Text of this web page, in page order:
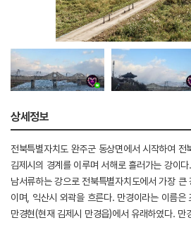
상세정보
전북특별자치도 완주군 동상면에서 시작하여 전
김제시의 경계를 이루며 서해로 흘러가는 강이
남서류하는 강으로 전북특별자치도에서 가장
이며, 익산시 외곽을 흐른다. 만경이라는 이름은
만경현(현재 김제시 만경읍)에서 유래하였다. 만
이름이고, 만경은 백만이랑의 뜻을 나타내는데,